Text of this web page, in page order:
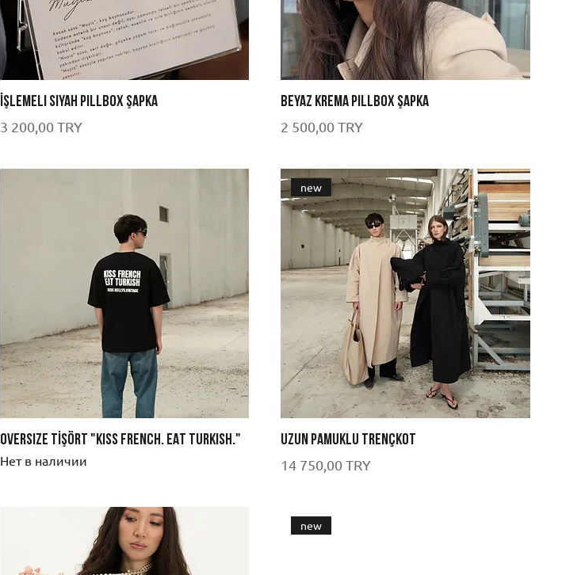
İşlemeli Siyah Pillbox Şapka
Цена
3 200,00 TRY
Beyaz Krema Pillbox Şapka
Цена
2 500,00 TRY
OVERSIZE TİŞÖRT "KISS FRENCH. EAT TURKISH."
Нет в наличии
new
Uzun Pamuklu Trençkot
Цена
14 750,00 TRY
new